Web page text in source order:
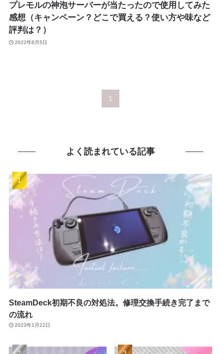
プレモルの神泡サーバーが当たったので使用してみた
感想（キャンペーン？どこで買える？使い方や味など
評判は？）
2022年6月5日
1
よく読まれている記事
SteamDeck初期不良の対処法。修理交換手続き完了まで
の流れ
2023年1月22日